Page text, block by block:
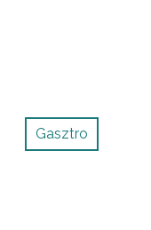
Gasztro